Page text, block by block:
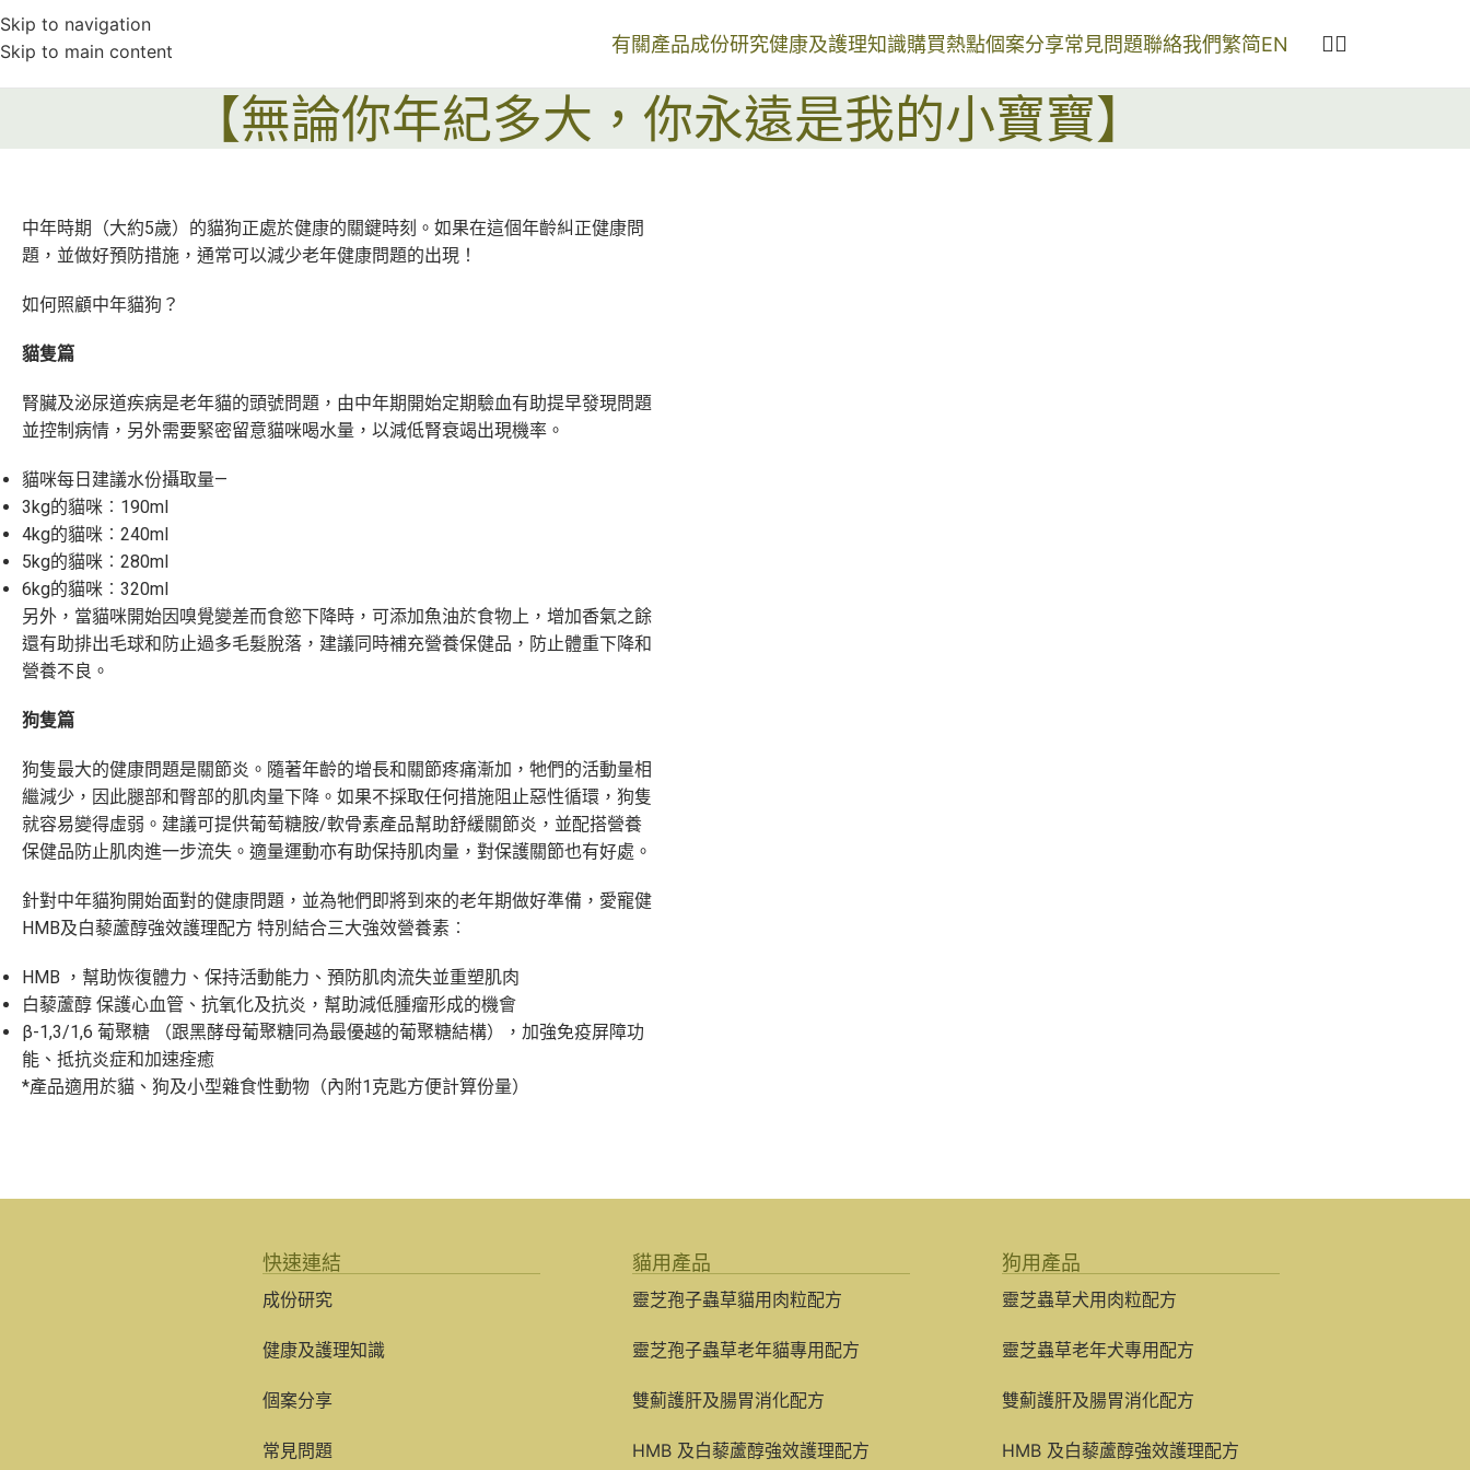
Skip to navigation
Skip to main content
有關產品成份研究健康及護理知識購買熱點個案分享常見問題聯絡我們繁简EN
【無論你年紀多大，你永遠是我的小寶寶】
中年時期（大約5歲）的貓狗正處於健康的關鍵時刻。如果在這個年齡糾正健康問
題，並做好預防措施，通常可以減少老年健康問題的出現！
如何照顧中年貓狗？
貓隻篇
腎臟及泌尿道疾病是老年貓的頭號問題，由中年期開始定期驗血有助提早發現問題
並控制病情，另外需要緊密留意貓咪喝水量，以減低腎衰竭出現機率。
貓咪每日建議水份攝取量—
3kg的貓咪︰190ml
4kg的貓咪︰240ml
5kg的貓咪︰280ml
6kg的貓咪︰320ml
另外，當貓咪開始因嗅覺變差而食慾下降時，可添加魚油於食物上，增加香氣之餘
還有助排出毛球和防止過多毛髮脫落，建議同時補充營養保健品，防止體重下降和
營養不良。
狗隻篇
狗隻最大的健康問題是關節炎。隨著年齡的增長和關節疼痛漸加，牠們的活動量相
繼減少，因此腿部和臀部的肌肉量下降。如果不採取任何措施阻止惡性循環，狗隻
就容易變得虛弱。建議可提供葡萄糖胺/軟骨素產品幫助舒緩關節炎，並配搭營養
保健品防止肌肉進一步流失。適量運動亦有助保持肌肉量，對保護關節也有好處。
針對中年貓狗開始面對的健康問題，並為牠們即將到來的老年期做好準備，愛寵健
HMB及白藜蘆醇強效護理配方 特別結合三大強效營養素︰
HMB ，幫助恢復體力、保持活動能力、預防肌肉流失並重塑肌肉
白藜蘆醇 保護心血管、抗氧化及抗炎，幫助減低腫瘤形成的機會
β-1,3/1,6 葡聚糖 （跟黑酵母葡聚糖同為最優越的葡聚糖結構），加強免疫屏障功
能、抵抗炎症和加速痊癒
*產品適用於貓、狗及小型雜食性動物（內附1克匙方便計算份量）
快速連結
成份研究
健康及護理知識
個案分享
常見問題
貓用產品
靈芝孢子蟲草貓用肉粒配方
靈芝孢子蟲草老年貓專用配方
雙薊護肝及腸胃消化配方
HMB 及白藜蘆醇強效護理配方
狗用產品
靈芝蟲草犬用肉粒配方
靈芝蟲草老年犬專用配方
雙薊護肝及腸胃消化配方
HMB 及白藜蘆醇強效護理配方